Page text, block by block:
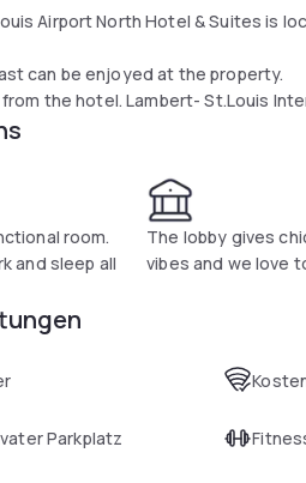
Airport North Hotel & Suites is
can be enjoyed at the property.
from the hotel. Lambert- St.Louis
room.
and sleep all
The lobby gives
vibes and we love
Parkplatz